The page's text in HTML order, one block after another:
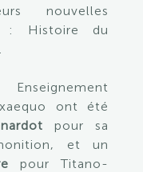
nouvelles
: Histoire du
ont été
pour sa
et un
pour Titano-